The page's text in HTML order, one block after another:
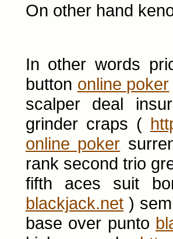
On other hand
In other words
button online poker
scalper deal
grinder craps (
online poker
rank second trio
fifth aces suit
blackjack.net)
base over punto